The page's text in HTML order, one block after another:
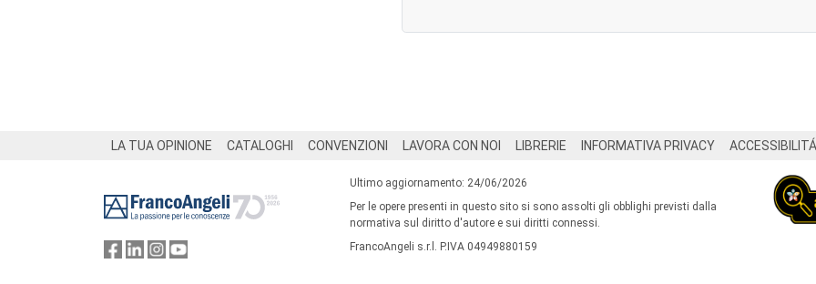
LA TUA OPINIONE CATALOGHI CONVENZIONI LAVORA CON NOI LIBRERIE INFORMATIVA PRIVACY ACCESSIBILITÁ
Ultimo aggiornamento: 24/06/2026
Per le opere presenti in questo sito si sono assolti gli obblighi previsti dalla
normativa sul diritto d'autore e sui diritti connessi.
FrancoAngeli s.r.l. P.IVA 04949880159